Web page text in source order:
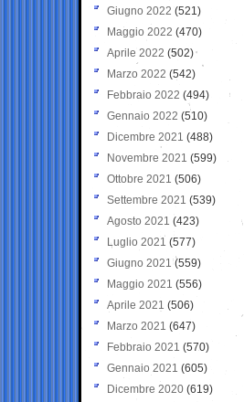
Giugno 2022 (521)
Maggio 2022 (470)
Aprile 2022 (502)
Marzo 2022 (542)
Febbraio 2022 (494)
Gennaio 2022 (510)
Dicembre 2021 (488)
Novembre 2021 (599)
Ottobre 2021 (506)
Settembre 2021 (539)
Agosto 2021 (423)
Luglio 2021 (577)
Giugno 2021(559)
Maggio 2021 (556)
Aprile 2021 (506)
Marzo 2021 (647)
Febbraio 2021 (570)
Gennaio 2021 (605)
Dicembre 2020 (619)